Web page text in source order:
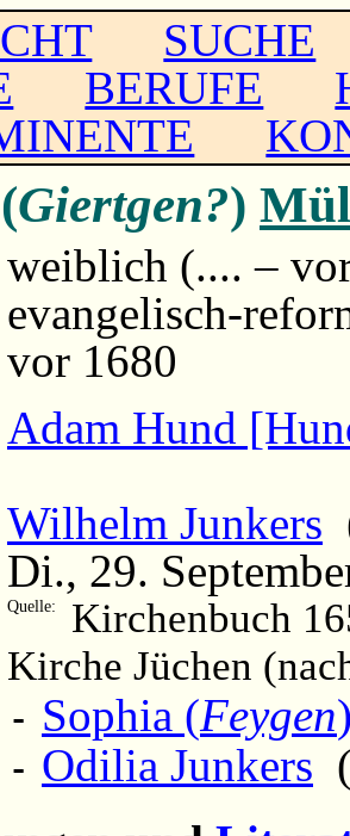
SUCHE
BERUFE
Giertgen?)
weiblich (.... –
evangelisch-
vor 1680
Adam Hund
Wilhelm Junkers
Di., 29.
Quelle:
Kirchenbuch
Kirche Jüchen
- Sophia (Feygen
- Odilia Junkers